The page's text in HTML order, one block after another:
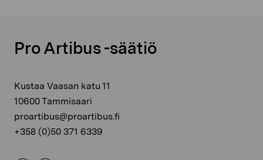
Pro Artibus -säätiö
Kustaa Vaasan katu 11
10600 Tammisaari
proartibus@proartibus.fi
+358 (0)50 371 6339